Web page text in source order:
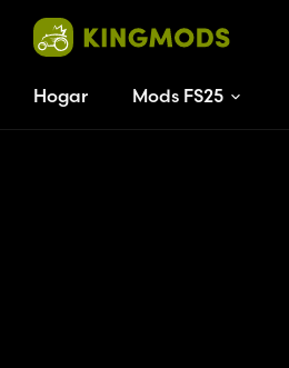
Hogar Mods FS25